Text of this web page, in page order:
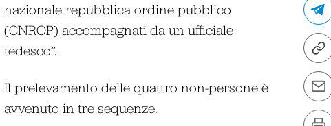
nazionale repubblica ordine pubblico
(GNROP) accompagnati da un ufficiale
tedesco”.
Il prelevamento delle quattro non-persone è
avvenuto in tre sequenze.